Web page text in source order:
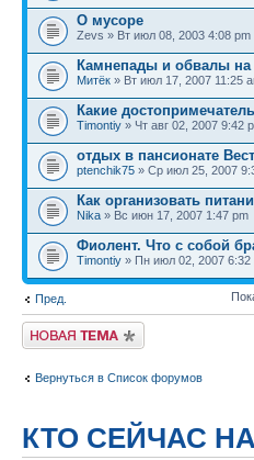
О мусоре
Zevs » Вт июл 08, 2003 4:08 pm
Камнепады и обвалы на
Митёк » Вт июл 17, 2007 11:25
Какие
Timontiy » Чт авг 02, 2007 9:42
отдых в пансионате
ptenchik75 » Ср июл 25, 2007
Как организовать
Nika » Вс июн 17, 2007 1:47 pm
Фиолент. Что с собой
Timontiy » Пн июл 02, 2007 6:32
Пред.
Новая тема
Вернуться в Список форумов
КТО СЕЙЧАС